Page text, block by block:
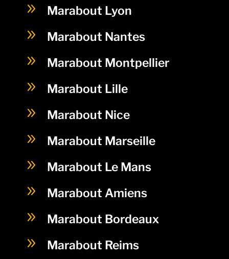
9 Marabout Lyon
9 Marabout Nantes
9 Marabout Montpellier
9 Marabout Lille
9 Marabout Nice
9 Marabout Marseille
9 Marabout Le Mans
9 Marabout Amiens
9 Marabout Bordeaux
9 Marabout Reims